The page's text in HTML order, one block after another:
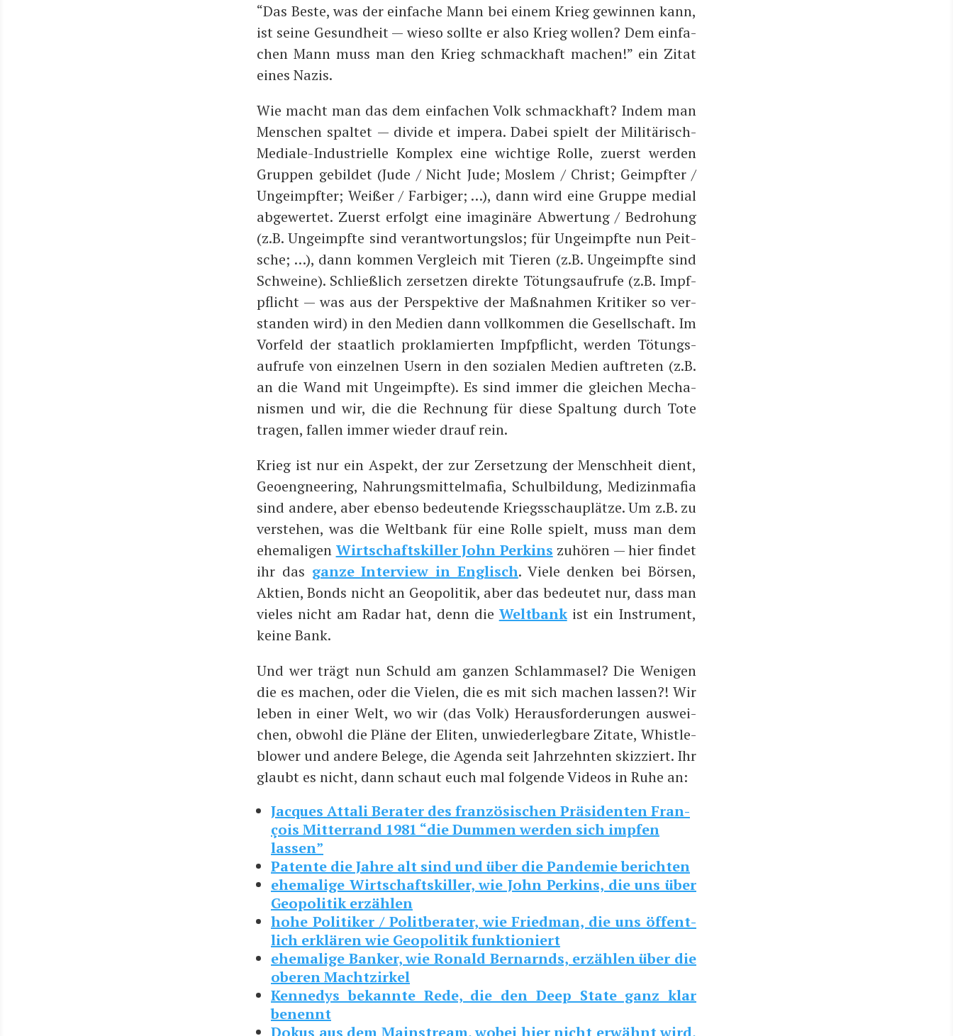
“Das Bes­te, was der ein­fa­che Mann bei einem Krieg gewin­nen kann,
ist sei­ne Gesund­heit — wie­so soll­te er also Krieg wol­len? Dem ein­fa­
chen Mann muss man den Krieg schmack­haft machen!” ein Zitat
eines Nazis.
Wie macht man das dem ein­fa­chen Volk schmack­haft? Indem man
Men­schen spal­tet — divi­de et impe­ra. Dabei spielt der Mili­tä­risch-
Media­le-Indus­tri­el­le Kom­plex eine wich­ti­ge Rol­le, zuerst wer­den
Grup­pen gebil­det (Jude / Nicht Jude; Mos­lem / Christ; Geimpf­ter /
Unge­impf­ter; Wei­ßer / Far­bi­ger; …), dann wird eine Grup­pe medi­al
abge­wer­tet. Zuerst erfolgt eine ima­gi­nä­re Abwer­tung / Bedro­hung
(z.B. Unge­impf­te sind ver­ant­wor­tungs­los; für Unge­impf­te nun Peit­
sche; …), dann kom­men Ver­gleich mit Tie­ren (z.B. Unge­impf­te sind
Schwei­ne). Schließ­lich zer­set­zen direk­te Tötungs­auf­ru­fe (z.B. Impf­
pflicht — was aus der Per­spek­ti­ve der Maß­nah­men Kri­ti­ker so ver­
stan­den wird) in den Medi­en dann voll­kom­men die Gesell­schaft. Im
Vor­feld der staat­lich pro­kla­mier­ten Impf­pflicht, wer­den Tötungs­
auf­ru­fe von ein­zel­nen Usern in den sozia­len Medi­en auf­tre­ten (z.B.
an die Wand mit Unge­impf­te). Es sind immer die glei­chen Mecha­
nis­men und wir, die die Rech­nung für die­se Spal­tung durch Tote
tra­gen, fal­len immer wie­der drauf rein.
Krieg ist nur ein Aspekt, der zur Zer­set­zung der Mensch­heit dient,
Geo­eng­nee­ring, Nah­rungs­mit­tel­ma­fia, Schul­bil­dung, Medi­zin­ma­fia
sind ande­re, aber eben­so bedeu­ten­de Kriegs­schau­plät­ze. Um z.B. zu
ver­ste­hen, was die Welt­bank für eine Rol­le spielt, muss man dem
ehe­ma­li­gen Wirt­schafts­kil­ler John Per­kins zuhö­ren — hier fin­det
ihr das gan­ze Inter­view in Eng­lisch. Vie­le den­ken bei Bör­sen,
Akti­en, Bonds nicht an Geo­po­li­tik, aber das bedeu­tet nur, dass man
vie­les nicht am Radar hat, denn die Welt­bankist ein Instru­ment,
kei­ne Bank.
Und wer trägt nun Schuld am gan­zen Schlamm­a­sel? Die Weni­gen
die es machen, oder die Vie­len, die es mit sich machen las­sen?! Wir
leben in einer Welt, wo wir (das Volk) Her­aus­for­de­run­gen aus­wei­
chen, obwohl die Plä­ne der Eli­ten, unwie­der­leg­ba­re Zita­te, Whist­le­
b­lower und ande­re Bele­ge, die Agen­da seit Jahr­zehn­ten skiz­ziert. Ihr
glaubt es nicht, dann schaut euch mal fol­gen­de Vide­os in Ruhe an:
Jac­ques Attali Bera­ter des fran­zö­si­schen Prä­si­den­ten Fran­
çois Mit­ter­rand 1981 “die Dum­men wer­den sich imp­fen
lassen”
Paten­te die Jah­re alt sind und über die Pan­de­mie berichten
ehe­ma­li­ge Wirt­schafts­kil­ler, wie John Per­kins, die uns über
Geo­po­li­tik erzählen
hohe Poli­ti­ker / Polit­be­ra­ter, wie Fried­man, die uns öffent­
lich erklä­ren wie Geo­po­li­tik funktioniert
ehe­ma­li­ge Ban­ker, wie Ronald Ber­narnds, erzäh­len über die
obe­ren Machtzirkel
Ken­ne­dys bekann­te Rede, die den Deep Sta­te ganz klar
benennt
Dokus aus dem Main­stream, wobei hier nicht erwähnt wird,